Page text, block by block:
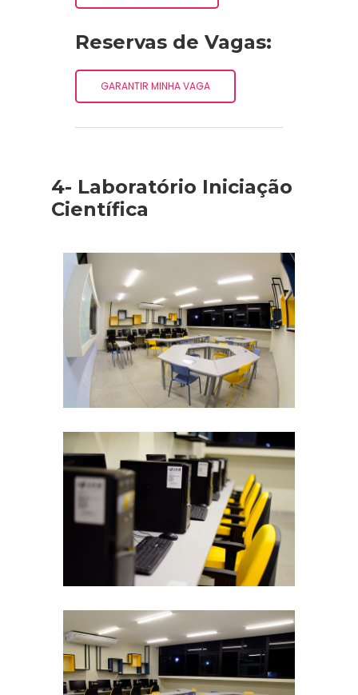
Reservas de Vagas:
GARANTIR MINHA VAGA
4- Laboratório Iniciação
Científica